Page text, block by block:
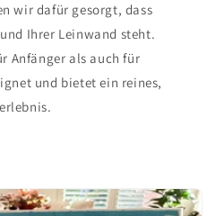
wir dafür gesorgt, dass
Ihrer Leinwand steht.
Anfänger als auch für
und bietet ein reines,